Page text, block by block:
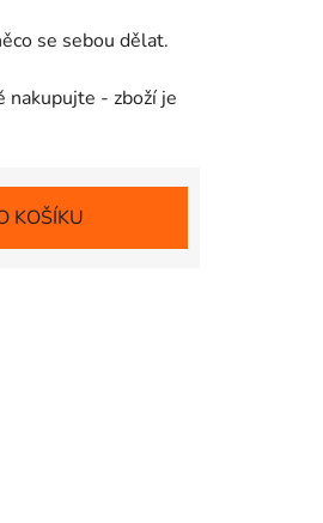
se sebou dělat.
nakupujte - zboží je
KOŠÍKU